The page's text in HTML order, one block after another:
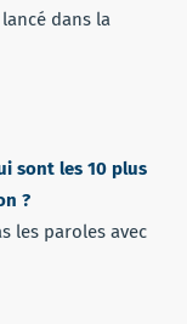
dans la
sont les 10 plus
?
les paroles avec